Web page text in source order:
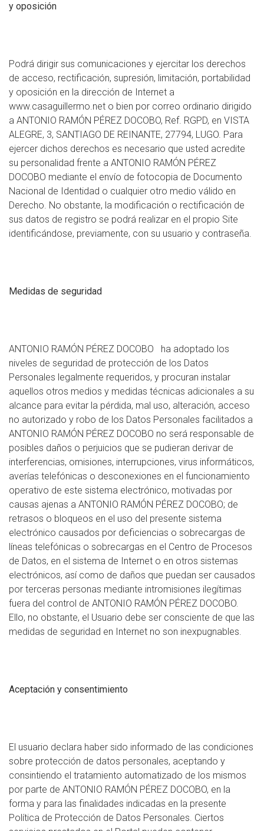
y oposición
Podrá dirigir sus comunicaciones y ejercitar los derechos
de acceso, rectificación, supresión, limitación, portabilidad
y oposición en la dirección de Internet a
www.casaguillermo.net o bien por correo ordinario dirigido
a ANTONIO RAMÓN PÉREZ DOCOBO, Ref. RGPD, en VISTA
ALEGRE, 3, SANTIAGO DE REINANTE, 27794, LUGO. Para
ejercer dichos derechos es necesario que usted acredite
su personalidad frente a ANTONIO RAMÓN PÉREZ
DOCOBO mediante el envío de fotocopia de Documento
Nacional de Identidad o cualquier otro medio válido en
Derecho. No obstante, la modificación o rectificación de
sus datos de registro se podrá realizar en el propio Site
identificándose, previamente, con su usuario y contraseña.
Medidas de seguridad
ANTONIO RAMÓN PÉREZ DOCOBO ha adoptado los
niveles de seguridad de protección de los Datos
Personales legalmente requeridos, y procuran instalar
aquellos otros medios y medidas técnicas adicionales a su
alcance para evitar la pérdida, mal uso, alteración, acceso
no autorizado y robo de los Datos Personales facilitados a
ANTONIO RAMÓN PÉREZ DOCOBO no será responsable de
posibles daños o perjuicios que se pudieran derivar de
interferencias, omisiones, interrupciones, virus informáticos,
averías telefónicas o desconexiones en el funcionamiento
operativo de este sistema electrónico, motivadas por
causas ajenas a ANTONIO RAMÓN PÉREZ DOCOBO; de
retrasos o bloqueos en el uso del presente sistema
electrónico causados por deficiencias o sobrecargas de
líneas telefónicas o sobrecargas en el Centro de Procesos
de Datos, en el sistema de Internet o en otros sistemas
electrónicos, así como de daños que puedan ser causados
por terceras personas mediante intromisiones ilegítimas
fuera del control de ANTONIO RAMÓN PÉREZ DOCOBO.
Ello, no obstante, el Usuario debe ser consciente de que las
medidas de seguridad en Internet no son inexpugnables.
Aceptación y consentimiento
El usuario declara haber sido informado de las condiciones
sobre protección de datos personales, aceptando y
consintiendo el tratamiento automatizado de los mismos
por parte de ANTONIO RAMÓN PÉREZ DOCOBO, en la
forma y para las finalidades indicadas en la presente
Política de Protección de Datos Personales. Ciertos